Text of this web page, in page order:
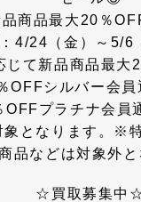
品商品最大20％
4/24（金）～5/6
じて新品商品最大
OFFシルバー会
プラチナ会員
となります。※
品などは対象外と
☆買取募集中